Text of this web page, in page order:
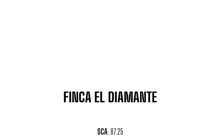
FINCA EL DIAMANTE
SCA: 87.25